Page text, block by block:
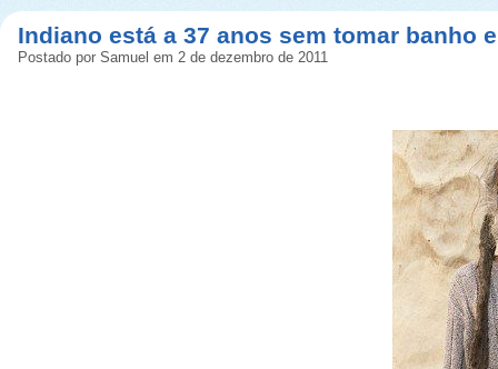
Indiano está a 37 anos sem tomar banho
Postado por Samuel em 2 de dezembro de 2011